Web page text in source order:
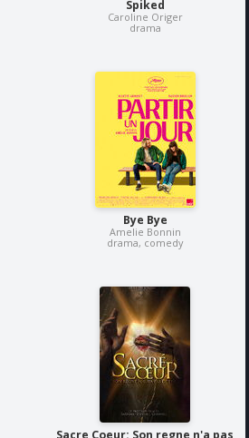
Spiked
Caroline Origer
drama
Bye Bye
Amelie Bonnin
drama, comedy